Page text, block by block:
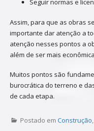
Seguir normas e
Assim, para que as obras
importante dar atenção a
atenção nesses pontos a
além de ser mais
Muitos pontos são
burocrática do terreno e
de cada etapa.
Postado em Construção,